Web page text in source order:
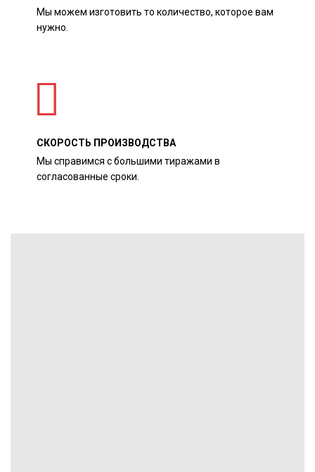
Мы можем изготовить то количество, которое вам
нужно.
СКОРОСТЬ ПРОИЗВОДСТВА
Мы справимся с большими тиражами в
согласованные сроки.